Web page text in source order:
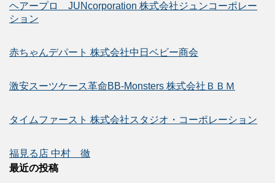
ヘアープロ JUNcorporation 株式会社ジュンコーポレー
ション
赤ちゃんデパート 株式会社中日ベビー商会
激安スーツケース革命BB-Monsters 株式会社ＢＢＭ
タイムファースト 株式会社スタジオ・コーポレーション
福見る店 中村 徹
最近の投稿